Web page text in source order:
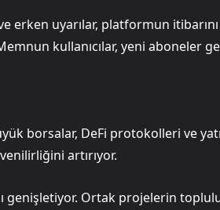
uyarılar, platformun itibarını
kullanıcılar, yeni aboneler
borsalar, DeFi protokolleri ve
artırıyor.
genişletiyor. Ortak projelerin